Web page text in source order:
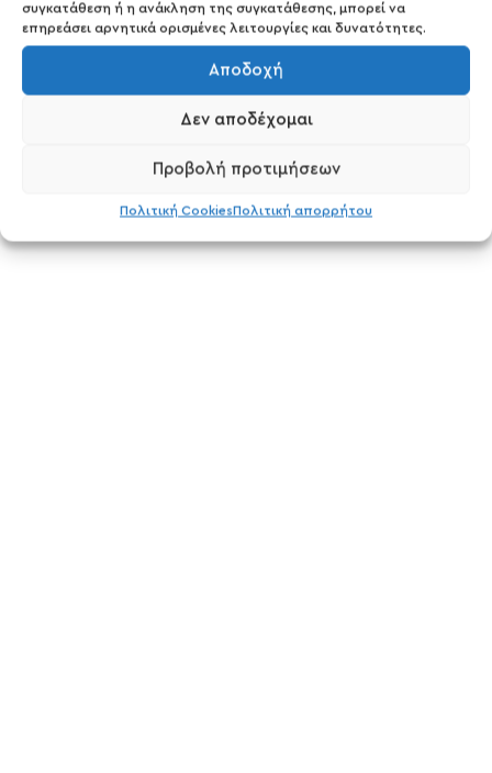
συγκατάθεση ή η ανάκληση της συγκατάθεσης, μπορεί να
επηρεάσει αρνητικά ορισμένες λειτουργίες και δυνατότητες.
Αποδοχή
Δεν αποδέχομαι
Προβολή προτιμήσεων
Πολιτική CookiesΠολιτική απορρήτου